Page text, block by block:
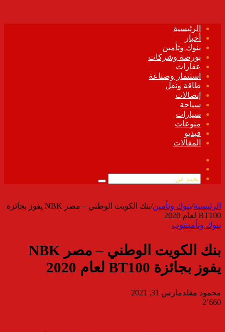
الرئيسية
أخبار
بنوك وتأمين
بورصة وشركات
عقارات
استثمار وصناعة
طاقة ونقل
إتصالات
سياحة
سيارات
منوعات
فيديو
المقالات
الموقع
بحث
الرئيسية/بنوك وتأمين/
بنك الكويت الوطني – مصر NBK يفوز بجائزة
BT100 لعام 2020
بنوك وتأمينتوب
بنك الكويت الوطني – مصر NBK
يفوز بجائزة BT100 لعام 2020
محمود مقلدمارس 31, 2021
2٬660